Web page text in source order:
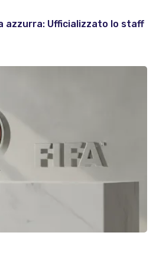
azzurra: Ufficializzato lo staff